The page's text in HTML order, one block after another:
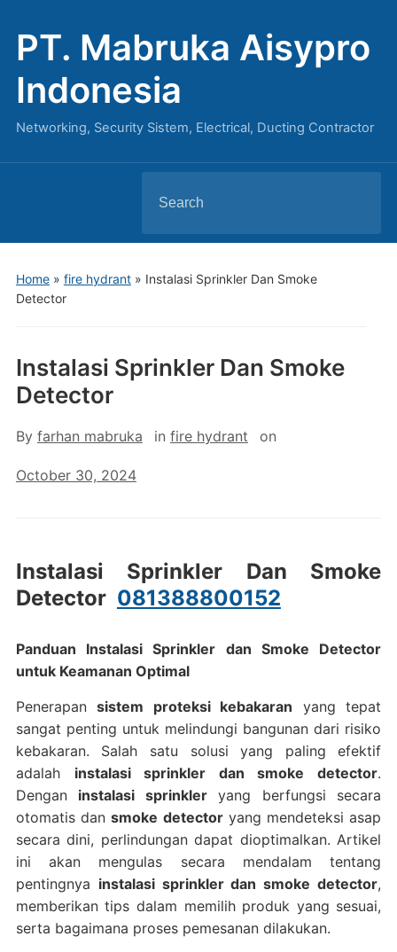
PT. Mabruka Aisypro
Indonesia
Networking, Security Sistem, Electrical, Ducting Contractor
for:
Home» fire hydrant» Instalasi Sprinkler Dan Smoke
Detector
Instalasi Sprinkler Dan Smoke
Detector
By farhan mabruka in fire hydrant on
October 30, 2024
Instalasi Sprinkler Dan Smoke
Detector 081388800152
Panduan Instalasi Sprinkler dan Smoke Detector
untuk Keamanan Optimal
Penerapansistem proteksi kebakaran yang tepat
sangat penting untuk melindungi bangunan dari risiko
kebakaran. Salah satu solusi yang paling efektif
adalah instalasi sprinkler dan smoke detector.
Dengan instalasi sprinkleryang berfungsi secara
otomatis dansmoke detectoryang mendeteksi asap
secara dini, perlindungan dapat dioptimalkan. Artikel
ini akan mengulas secara mendalam tentang
pentingnya instalasi sprinkler dan smoke detector,
memberikan tips dalam memilih produk yang sesuai,
serta bagaimana proses pemesanan dilakukan.